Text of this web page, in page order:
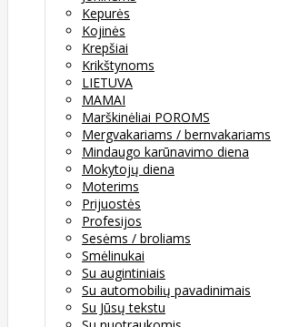
Kepurės
Kojinės
Krepšiai
Krikštynoms
LIETUVA
MAMAI
Marškinėliai POROMS
Mergvakariams / bernvakariams
Mindaugo karūnavimo diena
Mokytojų diena
Moterims
Prijuostės
Profesijos
Sesėms / broliams
Smėlinukai
Su augintiniais
Su automobilių pavadinimais
Su Jūsų tekstu